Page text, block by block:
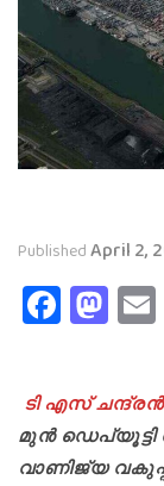
PublishedApril 2,
ടി എസ് ചന്ദ്രൻ
മുൻ
വാണിജ്യ